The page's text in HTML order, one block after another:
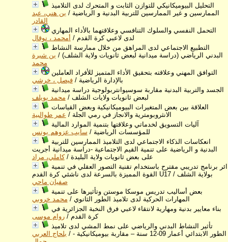
التحليل البيوميكانيكي للتوازن الثابت و المتحرك لدى التلاميذ
الممارسين و غير الممارسين للتربية البدنية و الرياضية / بن هني، عبد
القادر
التحمل النفسي والسلوك التنافسي وعلاقتهما بالأداء المهاري
لدى لاعبي كرة القدم / أمحمد ، نوقال
التطبيع الاجتماعي لدى المراهق من خلال ممارسة النشاط
البدني الرياضي (دراسة ميدانية لبعض ثانويات ولاية الشلف) / بن شبرة
محمد
التوافق المهني وعلاقته بتحقيق الأداء المتميز للأفراد العاملين
بالإدارة الرياضية /فيصل ، خرشي
الجسد والتربية البدنية مقاربة سوسيوانتربولوجية دراسة ميدانية
لبعض ثانويات ولايات الشلف / محمد بويلف
العلاقة بين بعض المتغيرات البيوميكانيكية وبعض القياسات
الانثروبومترية والانجاز في رمي الجلة / عمر طوالبية
آليات التسويق لخدماتي وعلاقتها بتنمية الموارد المالية
للمؤسسات الرياضية / سايب عزوهم يونس
انعكاسات الذكاء الاجتماعي لدى التلاميذ الممارسين للتربية
البدنية و الرياضية على تنمية القيم الاجتماعية -دراسة ميدانية أجريت
على بعض ثانويات ولاية البليدة /كاملي، مراد
ائر برنامج تدريبي مقترح باستخدام تقنية التصور العقلي في تنمية
القوة المميزة بالسرعة لدى ناشئي كرة القدم U17 بولاية الشلف /
صفيان ماحي
بعض أساليب تدريس موسكا موستن وتأثيرها على تنمية
المهارات الحركية لدى تلاميذ الطور الثانوي / محمد خروبي
بناء معايير بدنية ومهارية لانتقاء لاعبي فرق النخبة الجزائرية في
كرة القدم /روام موسى
تأثير النشاط البدني والرياضي على نمط المشي لدى تلاميذ
الطور الابتدائي أعمار 09-12 سنة – مقاربة بيوميكانيكية -
/ بلحاج العربي